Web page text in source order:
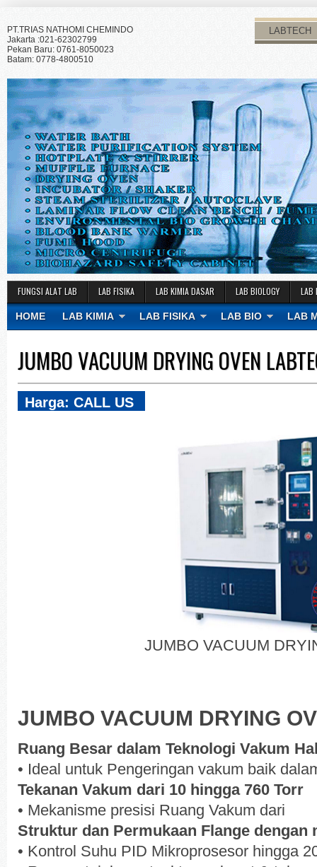
PT.TRIAS NATHOMI CHEMINDO
Jakarta :021-62302799
Pekan Baru: 0761-8050023
Batam: 0778-4800510
LABTECH
FUNGSI ALAT LAB LAB FISIKA LAB KIMIA DASAR LAB BIOLOGY LAB
HOME LAB KIMIA LAB FISIKA LAB BIO LAB
JUMBO VACUUM DRYING OVEN
Harga: CALL US
JUMBO VACUUM
JUMBO VACUUM DRYING
Ruang Besar dalam Teknologi Vakum
• Ideal untuk Pengeringan vakum baik
Tekanan Vakum dari 10 hingga 760 Torr
• Mekanisme presisi Ruang Vakum dari
Struktur dan Permukaan Flange dengan
• Kontrol Suhu PID Mikroprosesor hingga